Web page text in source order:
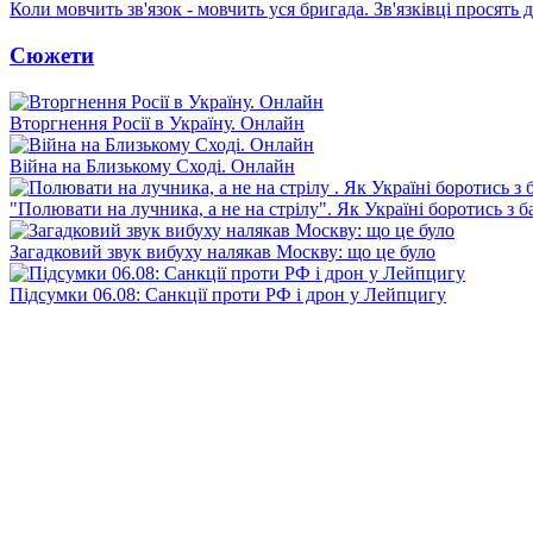
Коли мовчить зв'язок - мовчить уся бригада. Зв'язківці просять
Сюжети
Вторгнення Росії в Україну. Онлайн
Війна на Близькому Сході. Онлайн
"Полювати на лучника, а не на стрілу". Як Україні боротись з
Загадковий звук вибуху налякав Москву: що це було
Підсумки 06.08: Санкції проти РФ і дрон у Лейпцигу